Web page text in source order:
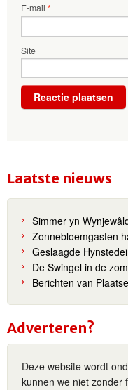
E-mail *
Site
Laatste nieuws
Simmer yn
Zonnebloemgasten
Geslaagde
De Swingel in de
Berichten van
Adverteren?
Deze website wordt
kunnen we niet zonder